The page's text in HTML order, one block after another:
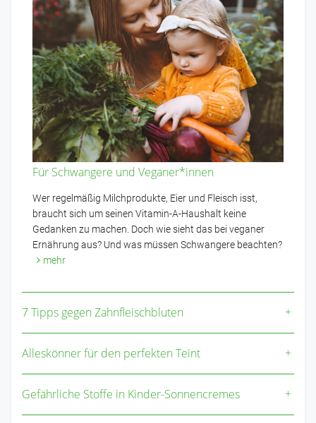
Für Schwangere und Veganer*innen
Wer regelmäßig Milchprodukte, Eier und Fleisch isst,
braucht sich um seinen Vitamin-A-Haushalt keine
Gedanken zu machen. Doch wie sieht das bei veganer
Ernährung aus? Und was müssen Schwangere beachten?
mehr
7 Tipps gegen Zahnfleischbluten
Alleskönner für den perfekten Teint
Gefährliche Stoffe in Kinder-Sonnencremes